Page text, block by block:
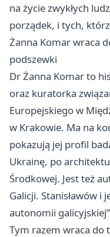
na życie zwykłych
porządek, i tych,
Żanna Komar wraca
podszewki
Dr Żanna Komar to
oraz kuratorka
Europejskiego w
w Krakowie. Ma na
pokazują jej profil
Ukrainę, po
Środkowej. Jest też
Galicji. Stanisławów
autonomii
Tym razem wraca do